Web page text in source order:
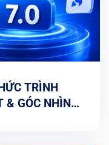
TRÌNH
& GÓC NHÌN